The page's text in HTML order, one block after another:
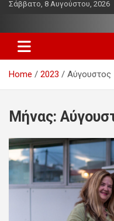
Σάββατο, 8 Αυγούστου, 2026
Εμείς η
Home 2023 Αύγουστος
Μήνας: